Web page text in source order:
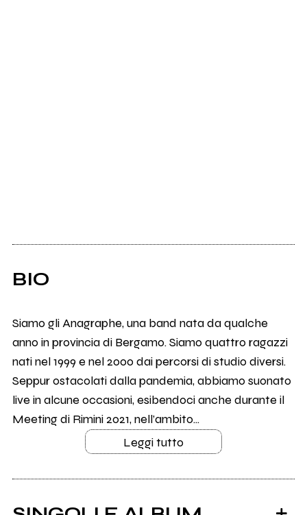
BIO
Siamo gli Anagraphe, una band nata da qualche
anno in provincia di Bergamo. Siamo quattro ragazzi
nati nel 1999 e nel 2000 dai percorsi di studio diversi.
Seppur ostacolati dalla pandemia, abbiamo suonato
live in alcune occasioni, esibendoci anche durante il
Meeting di Rimini 2021, nell’ambito...
Leggi tutto